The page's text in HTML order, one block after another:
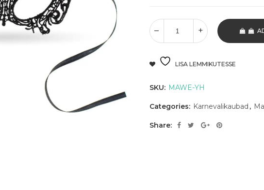
LISA LEMMIKUTESSE
SKU: MAWE-YH
Categories: Karnevalikaubad ,
Share: